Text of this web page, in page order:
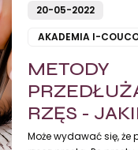
METODY
RZĘS -
20-05-2022
AKADEMIA I-
Może wydawać się, że